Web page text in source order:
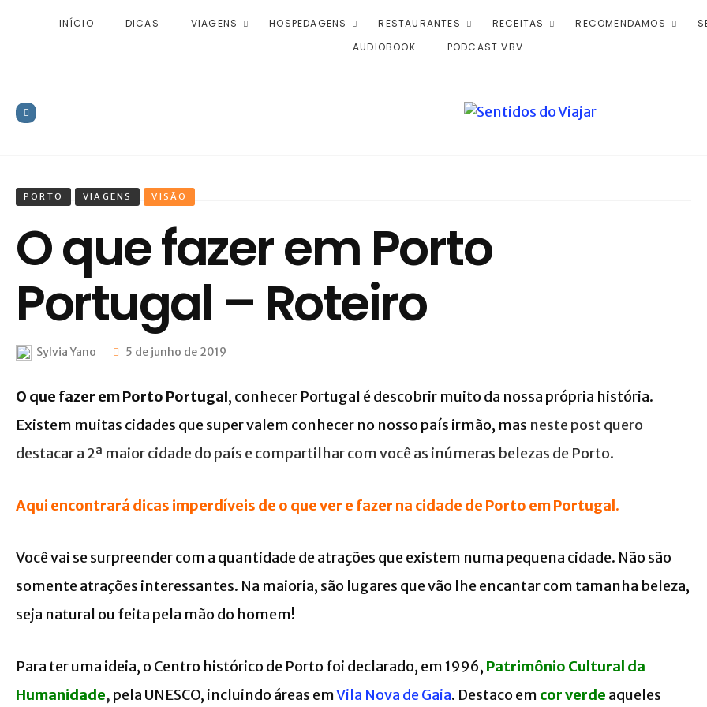
INÍCIO DICAS VIAGENS HOSPEDAGENS RESTAURANTES RECEITAS RECOMENDAMOS
AUDIOBOOK
PODCAST VBV
PORTO VIAGENS VISÃO
O que fazer em Porto
Portugal – Roteiro
Sylvia Yano 5 de junho de 2019
O que fazer em Porto Portugal, conhecer Portugal é descobrir muito da nossa própria história.
Existem muitas cidades que super valem conhecer no nosso país irmão, mas neste post quero
destacar a 2ª maior cidade do país e compartilhar com você as inúmeras belezas de Porto.
Aqui encontrará dicas imperdíveis de o que ver e fazer na cidade de Porto em Portugal.
Você vai se surpreender com a quantidade de atrações que existem numa pequena cidade. Não são
somente atrações interessantes. Na maioria, são lugares que vão lhe encantar com tamanha beleza,
seja natural ou feita pela mão do homem!
Para ter uma ideia, o Centro histórico de Porto foi declarado, em 1996, Patrimônio Cultural da
Humanidade, pela UNESCO, incluindo áreas emVila Nova de Gaia. Destaco em cor verde aqueles